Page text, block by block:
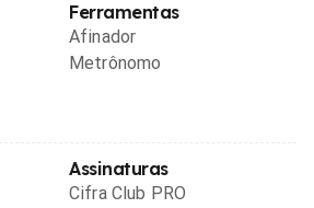
Ferramentas
Afinador
Metrônomo
Assinaturas
Cifra Club PRO